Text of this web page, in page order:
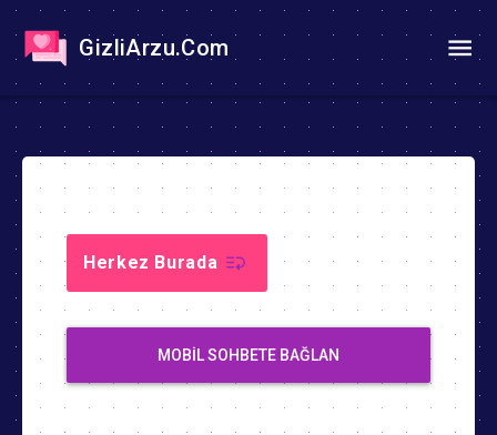
GizliArzu.Com
Herkez Burada
MOBIL SOHBETE BAĞLAN